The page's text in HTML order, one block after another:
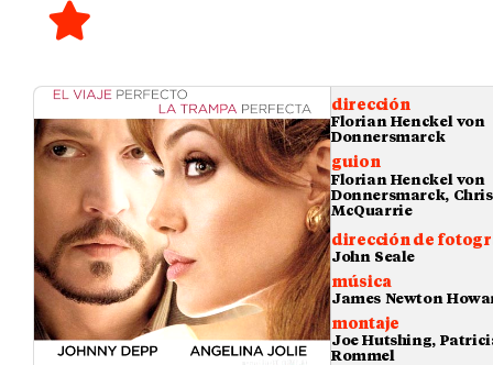
dirección
Florian Henckel von
Donnersmarck
guion
Florian Henckel von
Donnersmarck,
McQuarrie
dirección de
John Seale
música
James Newton
montaje
Joe Hutshing,
Rommel